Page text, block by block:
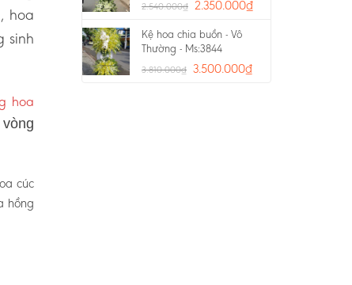
hoa
sinh
hoa
cúc
hồng
2.540.000₫ 2.350.000₫
Kệ hoa chia buồn - Vô
Thường - Ms:3844
3.810.000₫ 3.500.000₫